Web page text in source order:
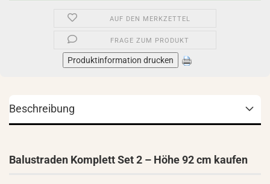
AUF DEN MERKZETTEL
FRAGE ZUM PRODUKT
Produktinformation drucken
Beschreibung
Balustraden Komplett Set 2 – Höhe 92 cm kaufen